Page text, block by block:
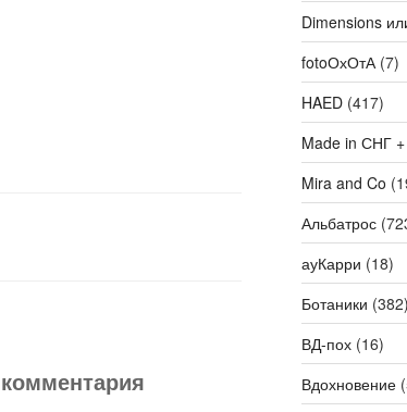
Dimensions
fotoОхОтА(7)
HAED(417)
Made in СНГ
Mira and Co
Альбатрос
ауКарри (18)
Ботаники
ВД-пох(16)
Вдохновение